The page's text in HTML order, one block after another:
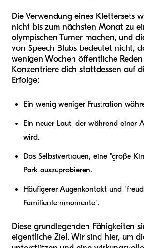
Die Verwendung eines Klettersets
nicht bis zum nächsten Monat zu
olympischen Turner machen, und
von Speech Blubs bedeutet nicht,
wenigen Wochen öffentliche
Konzentriere dich stattdessen auf
Erfolge:
Ein wenig weniger Frustration
Ein neuer Laut, der während einer
wird.
Das Selbstvertrauen, eine "große
Park auszuprobieren.
Häufigerer Augenkontakt und
Familienlernmomente".
Diese grundlegenden Fähigkeiten
eigentliche Ziel. Wir sind hier, um